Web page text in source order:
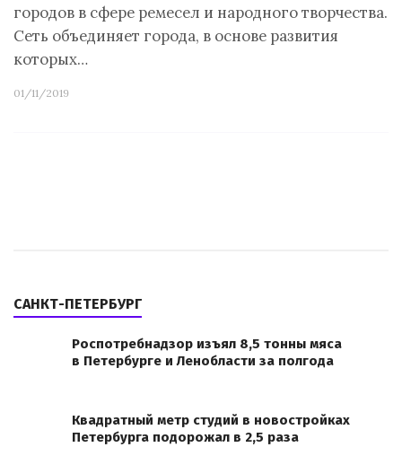
городов в сфере ремесел и народного творчества.
Сеть объединяет города, в основе развития
которых…
01/11/2019
САНКТ-ПЕТЕРБУРГ
Роспотребнадзор изъял 8,5 тонны мяса
в Петербурге и Ленобласти за полгода
Квадратный метр студий в новостройках
Петербурга подорожал в 2,5 раза